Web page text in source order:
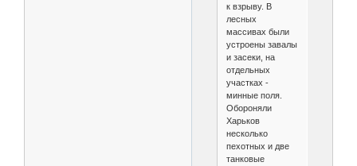
к взрыву. В
лесных
массивах были
устроены завалы
и засеки, на
отдельных
участках -
минные поля.
Обороняли
Харьков
несколько
пехотных и две
танковые